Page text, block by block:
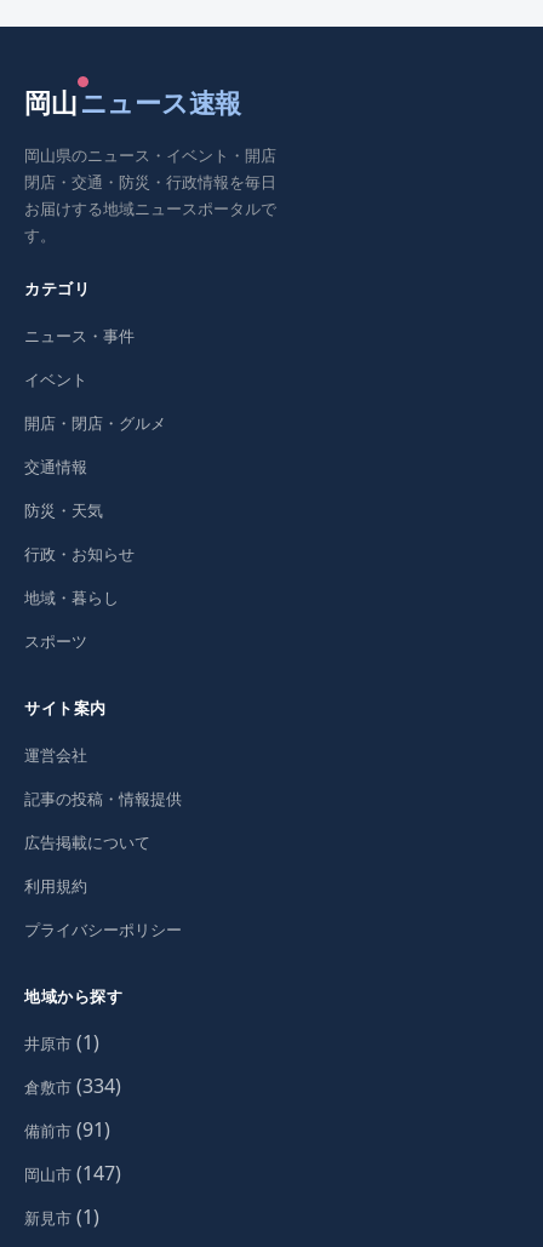
岡山ニュース速報
岡山県のニュース・イベント・開店
閉店・交通・防災・行政情報を毎日
お届けする地域ニュースポータルで
す。
カテゴリ
ニュース・事件
イベント
開店・閉店・グルメ
交通情報
防災・天気
行政・お知らせ
地域・暮らし
スポーツ
サイト案内
運営会社
記事の投稿・情報提供
広告掲載について
利用規約
プライバシーポリシー
地域から探す
井原市 (1)
倉敷市 (334)
備前市 (91)
岡山市 (147)
新見市 (1)